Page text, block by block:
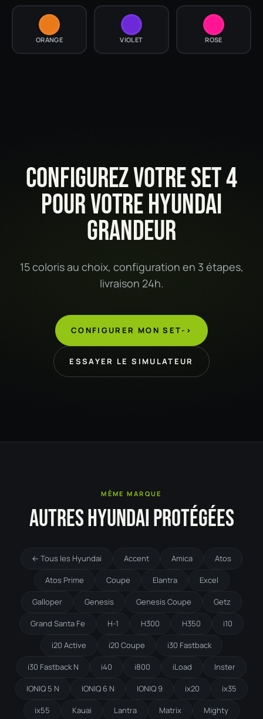
ORANGE VIOLET ROSE
CONFIGUREZ VOTRE SET 4
POUR VOTRE HYUNDAI
GRANDEUR
15 coloris au choix, configuration en 3 étapes,
livraison 24h.
CONFIGURER MON SET->
ESSAYER LE SIMULATEUR
MÊME MARQUE
AUTRES HYUNDAI PROTÉGÉES
← Tous les Hyundai Accent Amica Atos
Atos Prime Coupe Elantra Excel
Galloper Genesis Genesis Coupe Getz
Grand Santa Fe H-1 H300 H350 i10
i20 Active i20 Coupe i30 Fastback
i30 Fastback N i40 i800 iLoad Inster
IONIQ 5 N IONIQ 6 N IONIQ 9 ix20 ix35
ix55 Kauai Lantra Matrix Mighty